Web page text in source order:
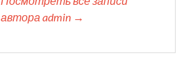
автора admin →